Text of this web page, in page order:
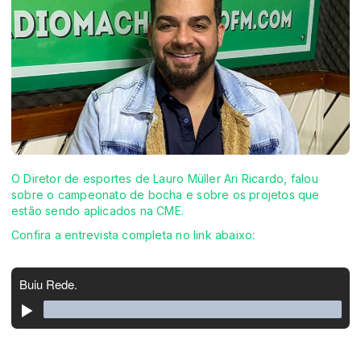
O Diretor de esportes de Lauro Müller Ari Ricardo, falou
sobre o campeonato de bocha e sobre os projetos que
estão sendo aplicados na CME.
Confira a entrevista completa no link abaixo: